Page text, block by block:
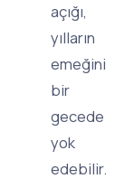
açığı,
yılların
emeğini
bir
gecede
yok
edebilir.